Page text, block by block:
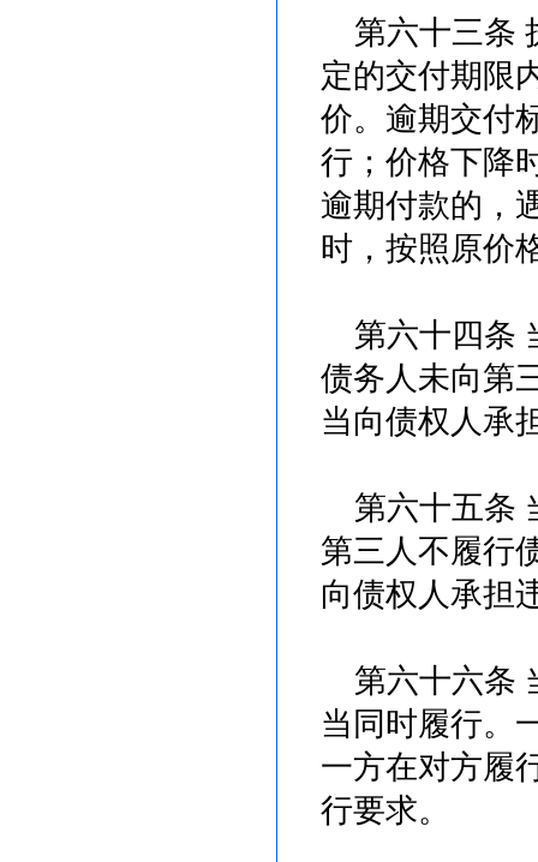
第六十三条
定的交付期限
价。逾期交付
行；价格下降
逾期付款的，
时，按照原价
第六十四条
债务人未向第
当向债权人承
第六十五条
第三人不履行
向债权人承担
第六十六条
当同时履行。
一方在对方履
行要求。